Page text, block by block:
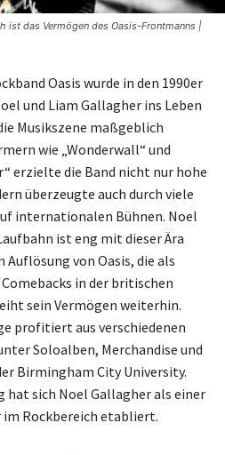
ist das Vermögen des Oasis-Frontmanns |
Oasis wurde in den 1990er
und Liam Gallagher ins Leben
Musikszene maßgeblich
wie „Wonderwall“ und
erzielte die Band nicht nur hohe
überzeugte auch durch viele
internationalen Bühnen. Noel
ist eng mit dieser Ära
Auflösung von Oasis, die als
in der britischen
sein Vermögen weiterhin.
profitiert aus verschiedenen
Soloalben, Merchandise und
Birmingham City University.
hat sich Noel Gallagher als einer
Rockbereich etabliert.